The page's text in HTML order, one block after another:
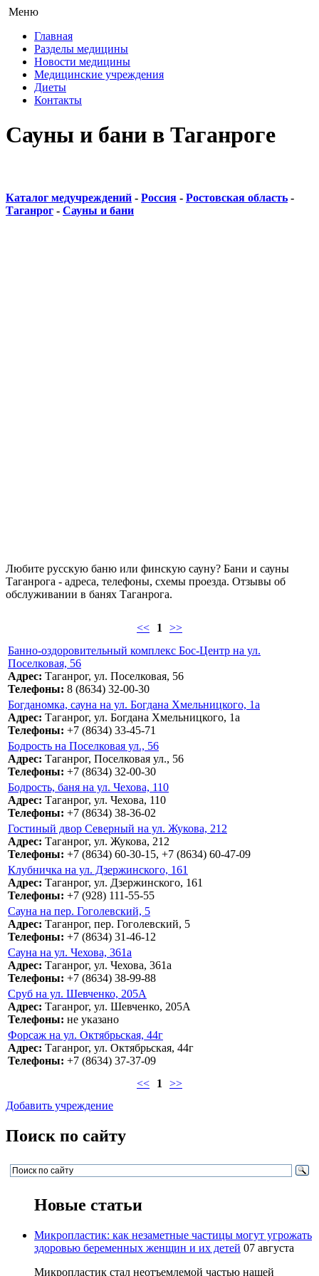
Меню
Главная
Разделы медицины
Новости медицины
Медицинские учреждения
Диеты
Контакты
Сауны и бани в Таганроге
Каталог медучреждений - Россия - Ростовская область -
Таганрог - Сауны и бани
Любите русскую баню или финскую сауну? Бани и сауны
Таганрога - адреса, телефоны, схемы проезда. Отзывы об
обслуживании в банях Таганрога.
<< 1 >>
Банно-оздоровительный комплекс Бос-Центр на ул.
Поселковая, 56
Адрес: Таганрог, ул. Поселковая, 56
Телефоны: 8 (8634) 32-00-30
Богданомка, сауна на ул. Богдана Хмельницкого, 1а
Адрес: Таганрог, ул. Богдана Хмельницкого, 1а
Телефоны: +7 (8634) 33-45-71
Бодрость на Поселковая ул., 56
Адрес: Таганрог, Поселковая ул., 56
Телефоны: +7 (8634) 32-00-30
Бодрость, баня на ул. Чехова, 110
Адрес: Таганрог, ул. Чехова, 110
Телефоны: +7 (8634) 38-36-02
Гостиный двор Северный на ул. Жукова, 212
Адрес: Таганрог, ул. Жукова, 212
Телефоны: +7 (8634) 60-30-15, +7 (8634) 60-47-09
Клубничка на ул. Дзержинского, 161
Адрес: Таганрог, ул. Дзержинского, 161
Телефоны: +7 (928) 111-55-55
Сауна на пер. Гоголевский, 5
Адрес: Таганрог, пер. Гоголевский, 5
Телефоны: +7 (8634) 31-46-12
Сауна на ул. Чехова, 361а
Адрес: Таганрог, ул. Чехова, 361а
Телефоны: +7 (8634) 38-99-88
Сруб на ул. Шевченко, 205А
Адрес: Таганрог, ул. Шевченко, 205А
Телефоны: не указано
Форсаж на ул. Октябрьская, 44г
Адрес: Таганрог, ул. Октябрьская, 44г
Телефоны: +7 (8634) 37-37-09
<<
1 >>
Добавить учреждение
Поиск по сайту
Новые статьи
Микропластик: как незаметные частицы могут угрожать
здоровью беременных женщин и их детей 07 августа
Микропластик стал неотъемлемой частью нашей